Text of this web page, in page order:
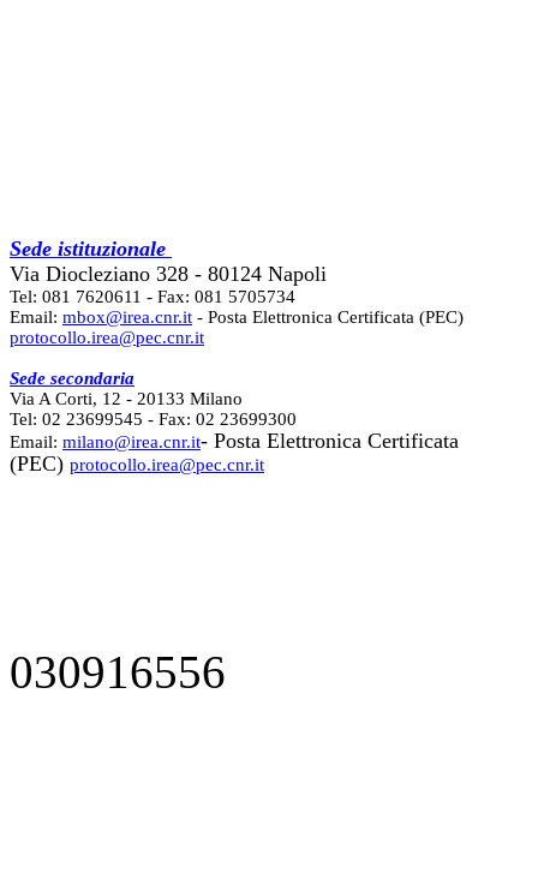
Sede istituzionale
Via Diocleziano 328 - 80124 Napoli
Tel: 081 7620611 - Fax: 081 5705734
Email: mbox@irea.cnr.it - Posta Elettronica Certificata (PEC)
protocollo.irea@pec.cnr.it
Sede secondaria
Via A Corti, 12 - 20133 Milano
Tel: 02 23699545 - Fax: 02 23699300
Email: milano@irea.cnr.it- Posta Elettronica Certificata
(PEC) protocollo.irea@pec.cnr.it
030916556